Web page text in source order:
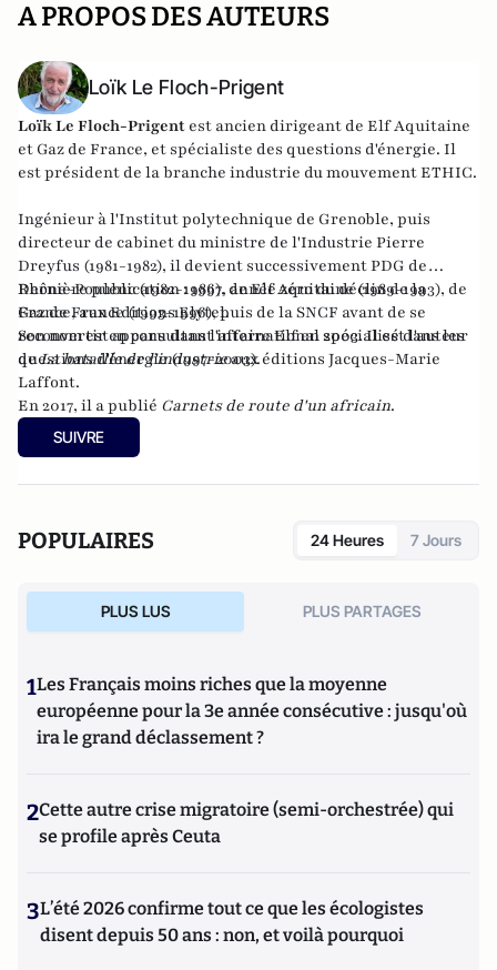
A PROPOS DES AUTEURS
Loïk Le Floch-Prigent
Loïk Le Floch-Prigent est ancien dirigeant de Elf Aquitaine
et Gaz de France, et spécialiste des questions d'énergie. Il
est président de la branche industrie du mouvement ETHIC.
Ingénieur à l'Institut polytechnique de Grenoble, puis
directeur de cabinet du ministre de l'Industrie Pierre
Dreyfus (1981-1982), il devient successivement PDG de
Rhône-Poulenc (1982-1986), de Elf Aquitaine (1989-1993), de
Gaz de France (1993-1996), puis de la SNCF avant de se
reconvertir en consultant international spécialisé dans les
questions d'énergie (1997-2003).
Dernière publication :1997, année zéro du déclin de la
France, aux Editions Elytel.
Son nom est apparu dans l'affaire Elf en 2003. Il est l'auteur
deLa bataille de l'industrieaux éditions Jacques-Marie
Laffont.
En 2017, il a publié Carnets de route d'un africain.
SUIVRE
POPULAIRES 24 Heures 7 Jours
PLUS LUS PLUS PARTAGES
1Les Français moins riches que la moyenne
européenne pour la 3e année consécutive : jusqu'où
ira le grand déclassement ?
2Cette autre crise migratoire (semi-orchestrée) qui
se profile après Ceuta
3L’été 2026 confirme tout ce que les écologistes
disent depuis 50 ans : non, et voilà pourquoi